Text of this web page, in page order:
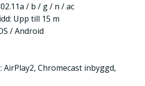
/ b / g / n / ac
Upp till 15 m
/ Android
Chromecast inbyggd,